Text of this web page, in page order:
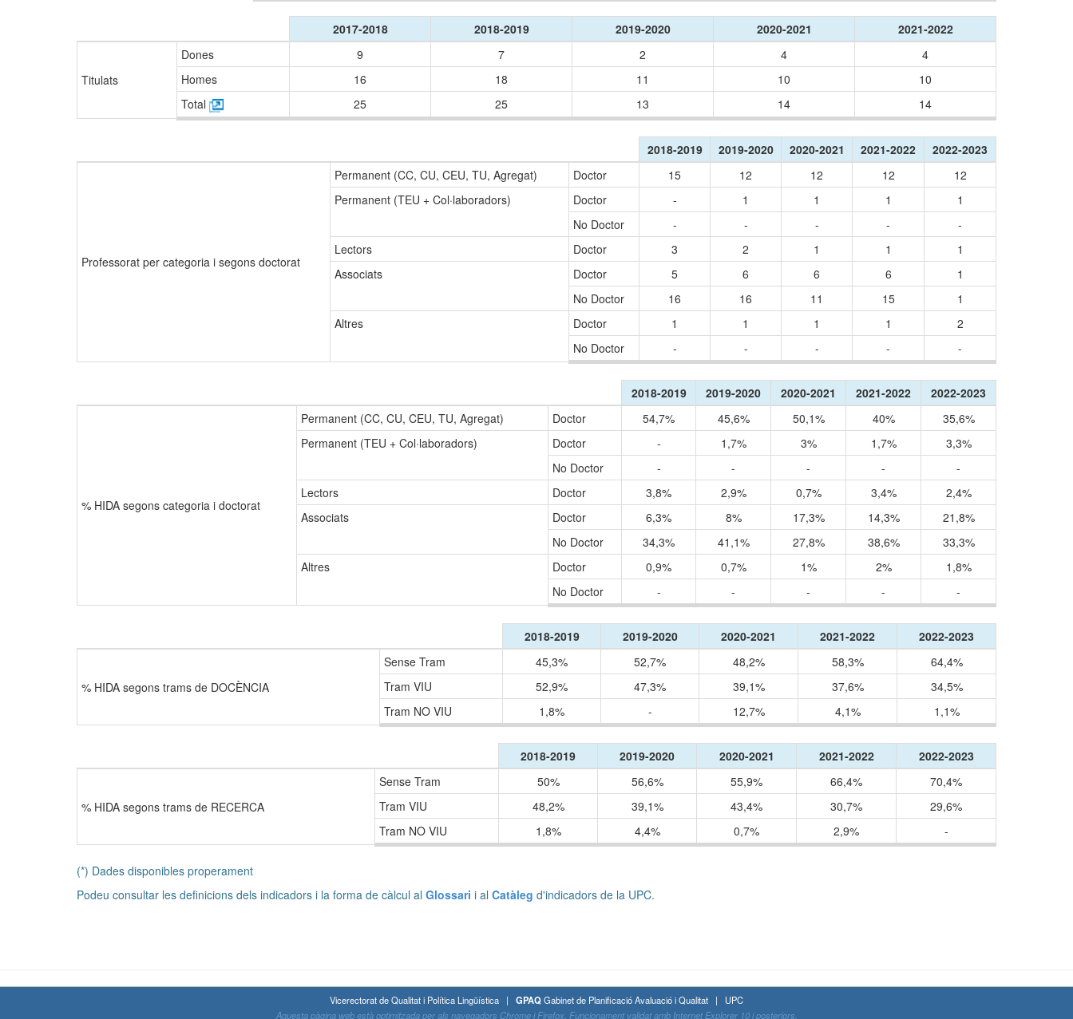
2017-2018 2018-2019 2019-2020 2020-2021 2021-2022
Titulats
Dones 9 7 2 4
4
Homes
16 18 11 10
10
Total
25 25 13 14 14
2018-2019 2019-2020 2020-2021 2021-2022 2022-2023
Professorat per categoria i segons doctorat
Permanent (CC, CU, CEU, TU, Agregat) Doctor 15 12 12 12
12
Permanent (TEU + Col·laboradors)
Doctor - 1 1 1
1
No Doctor
- - - -
-
Lectors
Doctor 3 2 1 1
1
Associats
Doctor 5 6 6 6
1
No Doctor
16 16 11 15
1
Altres
Doctor 1 1 1 1
2
No Doctor
- - - - -
2018-2019 2019-2020 2020-2021 2021-2022 2022-2023
% HIDA segons categoria i doctorat
Permanent (CC, CU, CEU, TU, Agregat) Doctor 54,7% 45,6% 50,1% 40%
35,6%
Permanent (TEU + Col·laboradors)
Doctor - 1,7% 3% 1,7%
3,3%
No Doctor
- - - -
-
Lectors
Doctor 3,8% 2,9% 0,7% 3,4%
2,4%
Associats
Doctor 6,3% 8% 17,3% 14,3%
21,8%
No Doctor
34,3% 41,1% 27,8% 38,6%
33,3%
Altres
Doctor 0,9% 0,7% 1% 2%
1,8%
No Doctor
- - - - -
2018-2019 2019-2020 2020-2021 2021-2022 2022-2023
% HIDA segons trams de DOCÈNCIA
Sense Tram 45,3% 52,7% 48,2% 58,3%
64,4%
Tram VIU
52,9% 47,3% 39,1% 37,6%
34,5%
Tram NO VIU
1,8% - 12,7% 4,1% 1,1%
2018-2019 2019-2020 2020-2021 2021-2022 2022-2023
% HIDA segons trams de RECERCA
Sense Tram 50% 56,6% 55,9% 66,4%
70,4%
Tram VIU
48,2% 39,1% 43,4% 30,7%
29,6%
Tram NO VIU
1,8% 4,4% 0,7% 2,9% -
(*) Dades disponibles properament
Podeu consultar les definicions dels indicadors i la forma de càlcul al Glossari i al Catàleg d'indicadors de la UPC.
Vicerectorat de Qualitat i Política Lingüística | GPAQGabinet de Planificació Avaluació i Qualitat | UPC
Aquesta pàgina web està optimitzada per als navegadors Chrome i Firefox. Funcionament validat amb Internet Explorer 10 i posteriors.